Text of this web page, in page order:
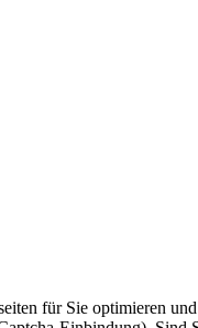
für Sie optimieren